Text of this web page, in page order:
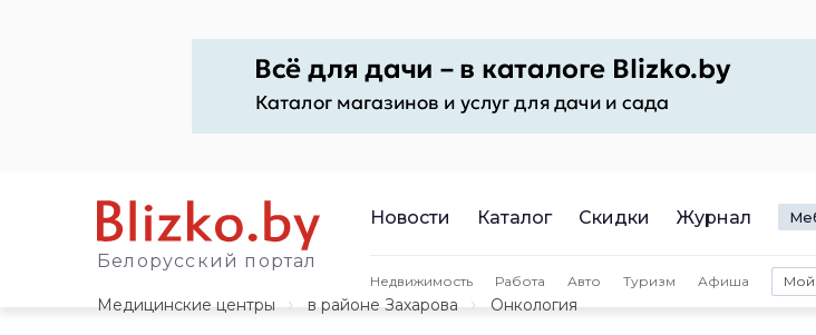
Белорусский портал
Новости Каталог Скидки Журнал
Недвижимость Работа Авто Туризм Афиша Мой
Медицинские центры
в районе Захарова Онкология